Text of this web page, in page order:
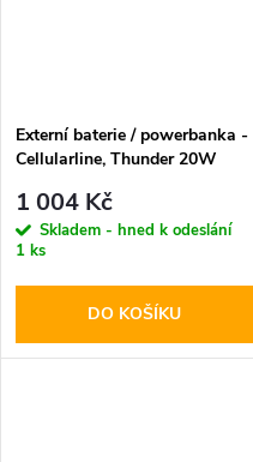
Externí baterie / powerbanka -
Cellularline, Thunder 20W
1 004 Kč
Skladem - hned k odeslání
1 ks
DO KOŠÍKU